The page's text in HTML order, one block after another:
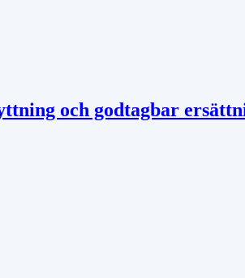
och godtagbar